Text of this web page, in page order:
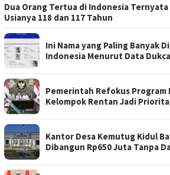
Dua Orang Tertua di Indonesia Ternyata
Usianya 118 dan 117 Tahun
Ini Nama yang Paling Banyak
Indonesia Menurut Data
Pemerintah Refokus Program
Kelompok Rentan Jadi
Kantor Desa Kemutug Kidul
Dibangun Rp650 Juta Tanpa